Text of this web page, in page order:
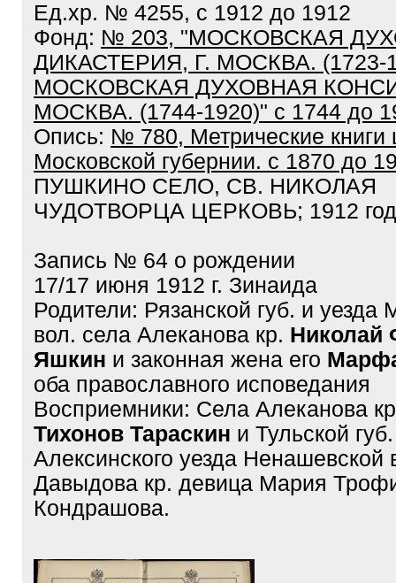
Ед.хр. № 4255, с 1912 до 1912
Фонд: № 203, "МОСКОВСКАЯ
ДИКАСТЕРИЯ, Г. МОСКВА. (1723-
МОСКОВСКАЯ ДУХОВНАЯ
МОСКВА. (1744-1920)" с 1744 до
Опись: № 780, Метрические книги
Московской губернии. с 1870 до
ПУШКИНО СЕЛО, СВ. НИКОЛАЯ
ЧУДОТВОРЦА ЦЕРКОВЬ; 1912 год
Запись № 64 о рождении
17/17 июня 1912 г. Зинаида
Родители: Рязанской губ. и уезда
вол. села Алеканова кр. Николай
Яшкин и законная жена его
оба православного исповедания
Восприемники: Села Алеканова
Тихонов Тараскин и Тульской губ.
Алексинского уезда Ненашевской
Давыдова кр. девица Мария
Кондрашова.